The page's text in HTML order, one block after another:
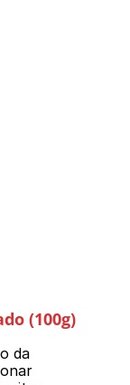
(100g)
da